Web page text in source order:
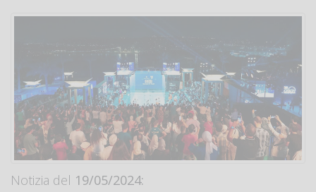
Notizia del 19/05/2024: